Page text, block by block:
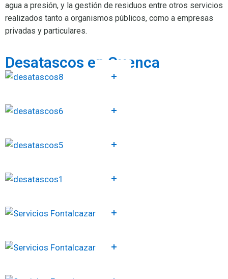
agua a presión, y la gestión de residuos entre otros servicios
realizados tanto a organismos públicos, como a empresas
privadas y particulares.
Desatascos en Cuenca